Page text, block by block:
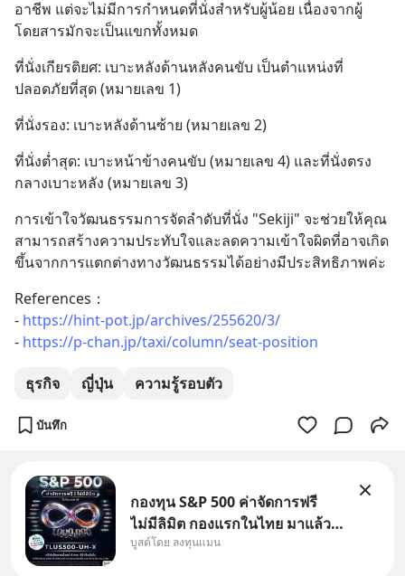
อาชีพ แต่จะไม่มีการกำหนดที่นั่งสำหรับผู้น้อย เนื่องจากผู้
โดยสารมักจะเป็นแขกทั้งหมด
ที่นั่งเกียรติยศ: เบาะหลังด้านหลังคนขับ เป็นตำแหน่งที่
ปลอดภัยที่สุด (หมายเลข 1)
ที่นั่งรอง: เบาะหลังด้านซ้าย (หมายเลข 2)
ที่นั่งต่ำสุด: เบาะหน้าข้างคนขับ (หมายเลข 4) และที่นั่งตรง
กลางเบาะหลัง (หมายเลข 3)
การเข้าใจวัฒนธรรมการจัดลำดับที่นั่ง "Sekiji" จะช่วยให้คุณ
สามารถสร้างความประทับใจและลดความเข้าใจผิดที่อาจเกิด
ขึ้นจากการแตกต่างทางวัฒนธรรมได้อย่างมีประสิทธิภาพค่ะ
References：
- https://hint-pot.jp/archives/255620/3/
- https://p-chan.jp/taxi/column/seat-position
ธุรกิจ ญี่ปุ่น ความรู้รอบตัว
บันทึก
กองทุน S&P 500 ค่าจัดการฟรี
ไม่มีลิมิต กองแรกในไทย มาแล้ว..
กองทุนที่ออกแบบมาเพื่อแก้ Pain
บูสต์โดย ลงทุนแมน